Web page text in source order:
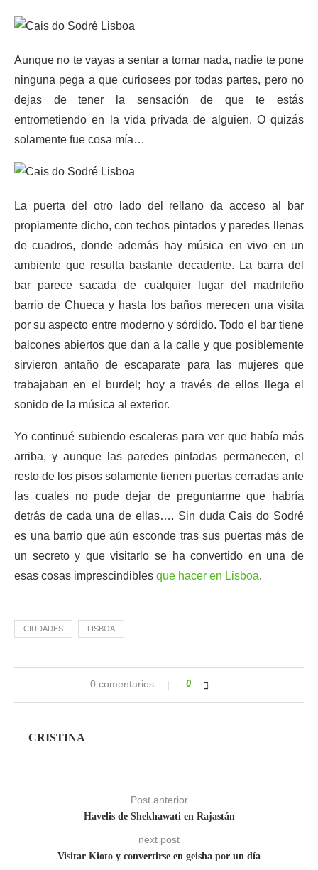
Aunque no te vayas a sentar a tomar nada, nadie te pone
ninguna pega a que curiosees por todas partes, pero no
dejas de tener la sensación de que te estás
entrometiendo en la vida privada de alguien. O quizás
solamente fue cosa mía…
La puerta del otro lado del rellano da acceso al bar
propiamente dicho, con techos pintados y paredes llenas
de cuadros, donde además hay música en vivo en un
ambiente que resulta bastante decadente. La barra del
bar parece sacada de cualquier lugar del madrileño
barrio de Chueca y hasta los baños merecen una visita
por su aspecto entre moderno y sórdido. Todo el bar tiene
balcones abiertos que dan a la calle y que posiblemente
sirvieron antaño de escaparate para las mujeres que
trabajaban en el burdel; hoy a través de ellos llega el
sonido de la música al exterior.
Yo continué subiendo escaleras para ver que había más
arriba, y aunque las paredes pintadas permanecen, el
resto de los pisos solamente tienen puertas cerradas ante
las cuales no pude dejar de preguntarme que habría
detrás de cada una de ellas…. Sin duda Cais do Sodré
es una barrio que aún esconde tras sus puertas más de
un secreto y que visitarlo se ha convertido en una de
esas cosas imprescindibles que hacer en Lisboa.
CIUDADES LISBOA
0 comentarios 0
CRISTINA
Post anterior
Havelis de Shekhawati en Rajastán
next post
Visitar Kioto y convertirse en geisha por un día